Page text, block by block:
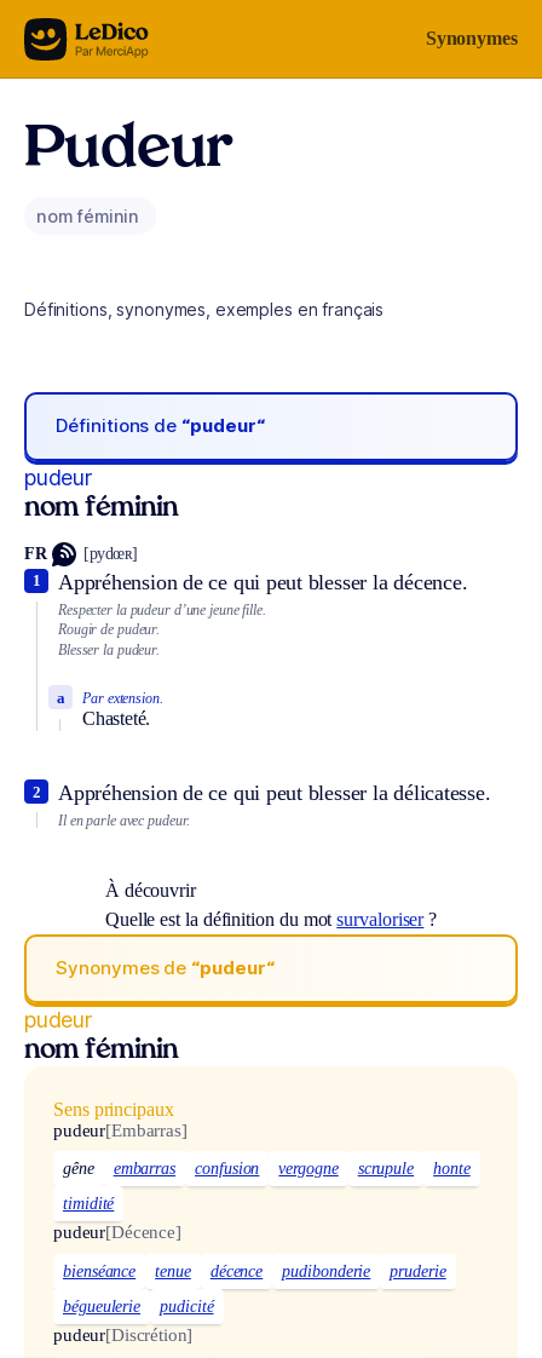
Aller au contenu Synonymes
Pudeur
nom féminin
Définitions, synonymes, exemples en français
Définitions de “pudeur“
pudeur
nom féminin
FR [pydœʀ]
Appréhension de ce qui peut blesser la décence.
1
Respecter la pudeur d’une jeune fille.
Rougir de pudeur.
Blesser la pudeur.
Par extension.
Chasteté.
a
Appréhension de ce qui peut blesser la délicatesse.
2
Il en parle avec pudeur.
À découvrir
Quelle est la définition du motsurvaloriser?
Synonymes de “pudeur“
pudeur
nom féminin
Sens principaux
pudeur[Embarras]
gêne embarras confusion vergogne scrupule
honte
timidité
pudeur[Décence]
bienséance tenue décence pudibonderie
pruderie
bégueulerie
pudicité
pudeur[Discrétion]